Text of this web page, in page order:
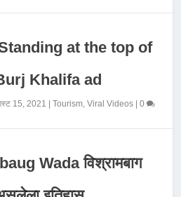
at the top of
Khalifa ad
15, 2021 |Tourism,Viral Videos |0
Wada विश्रामबाग